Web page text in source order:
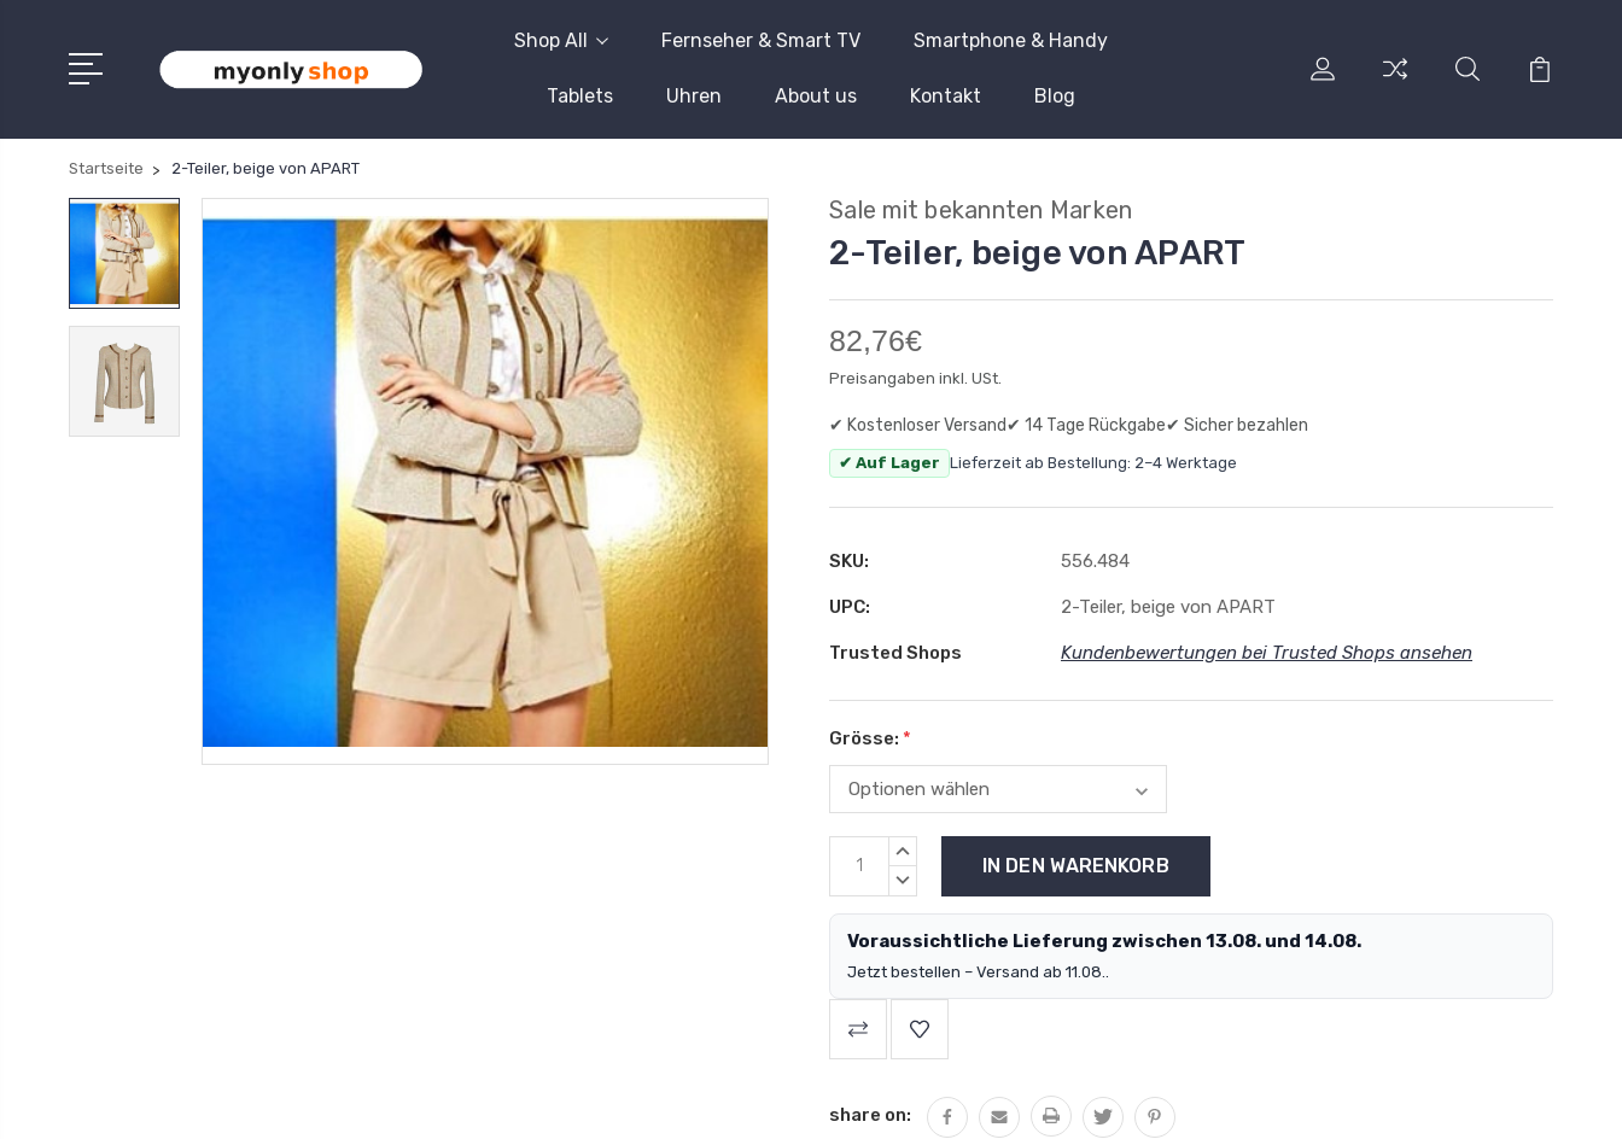
Shop All Fernseher & Smart TV Smartphone & Handy
Tablets Uhren About us Kontakt Blog
Startseite 2-Teiler, beige von APART
Sale mit bekannten Marken
2-Teiler, beige von APART
82,76€
Preisangaben inkl. USt.
✔ Kostenloser Versand✔ 14 Tage Rückgabe✔ Sicher bezahlen
✔ Auf Lager Lieferzeit ab Bestellung: 2–4 Werktage
SKU: 556.484
UPC: 2-Teiler, beige von APART
Trusted Shops Kundenbewertungen bei Trusted Shops ansehen
Grösse: *
MENGE
MENGE
Voraussichtliche Lieferung zwischen 13.08. und 14.08.
Jetzt bestellen – Versand ab 11.08..
share on: